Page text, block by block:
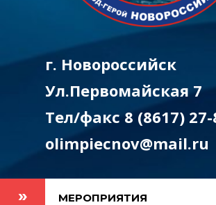
г. Новороссийск
Ул.Первомайская 7
Тел/факс 8 (8617) 27-
olimpiecnov@mail.ru
МЕРОПРИЯТИЯ